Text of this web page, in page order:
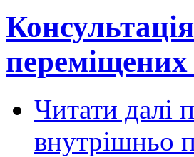
переміщених
Читати далі
внутрішньо